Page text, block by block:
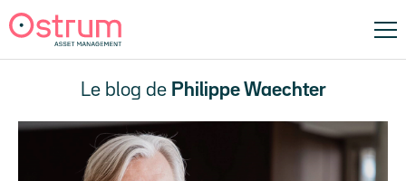
Le blog de Philippe Waechter